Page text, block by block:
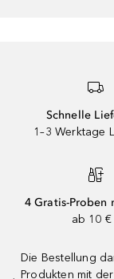
Schnelle
1–3 Werktage
4 Gratis-Proben
ab 10 €
Die Bestellung
Produkten mit